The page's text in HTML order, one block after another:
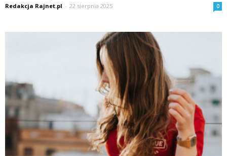
Redakcja Rajnet.pl - 22 sierpnia 2025 0